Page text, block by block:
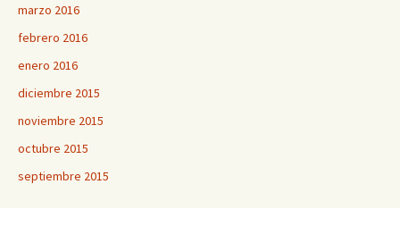
marzo 2016
febrero 2016
enero 2016
diciembre 2015
noviembre 2015
octubre 2015
septiembre 2015